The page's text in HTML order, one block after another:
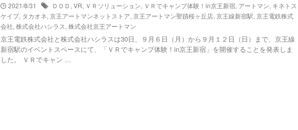
2021/8/31
ＤＯＤ , VR, ＶＲソリューション, ＶＲでキャンプ体験！in京王新宿, アートマン, キネトス
ケイプ, タカオネ, 京王アートマンネットストア, 京王アートマン聖蹟桜ヶ丘店, 京王線新宿駅, 京王電鉄株式
会社, 株式会社ハシラス, 株式会社京王アートマン
京王電鉄株式会社と株式会社ハシラスは30日、９月６日（月）から９月１２日（日）まで、京王線
新宿駅のイベントスペースにて、「ＶＲでキャンプ体験！in京王新宿」を開催することを発表しま
した。 ＶＲでキャン ...